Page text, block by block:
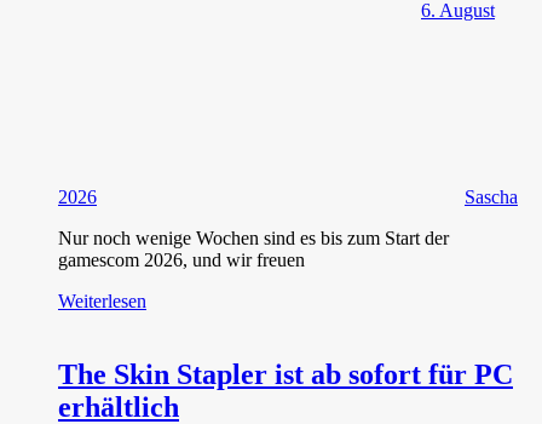
6. August
2026
Sascha
Nur noch wenige Wochen sind es bis zum Start der
gamescom 2026, und wir freuen
Weiterlesen
The Skin Stapler ist ab sofort für PC
erhältlich